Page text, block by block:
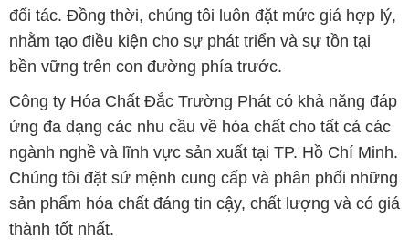
đối tác. Đồng thời, chúng tôi luôn đặt mức giá hợp lý,
nhằm tạo điều kiện cho sự phát triển và sự tồn tại
bền vững trên con đường phía trước.
Công ty Hóa Chất Đắc Trường Phát có khả năng đáp
ứng đa dạng các nhu cầu về hóa chất cho tất cả các
ngành nghề và lĩnh vực sản xuất tại TP. Hồ Chí Minh.
Chúng tôi đặt sứ mệnh cung cấp và phân phối những
sản phẩm hóa chất đáng tin cậy, chất lượng và có giá
thành tốt nhất.